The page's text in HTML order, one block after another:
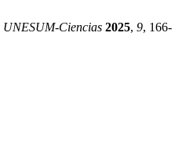
UNESUM-Ciencias 2025, 9, 166-